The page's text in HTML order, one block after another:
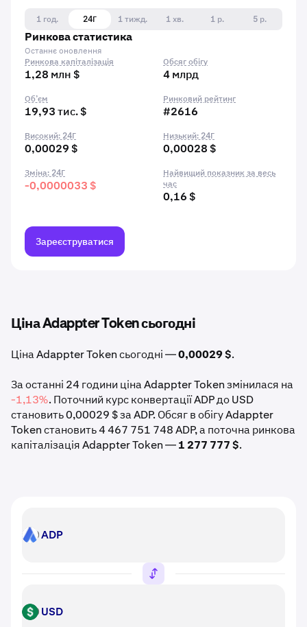
1 год. 24Г 1 тижд. 1 хв. 1 р.
5 р.
Ринкова статистика
Останнє оновлення
Ринкова капіталізація
1,28 млн $
Обсяг обігу
4 млрд
Об’єм
19,93 тис. $
Ринковий рейтинг
#2616
Високий: 24Г
0,00029 $
Низький: 24Г
0,00028 $
Зміна: 24Г
-0,0000033 $
Найвищий показник за весь
час
0,16 $
Зареєструватися
Ціна Adappter Token сьогодні
Ціна Adappter Token сьогодні —0,00029 $.
За останні 24 години ціна Adappter Token змінилася на
-1,13%. Поточний курс конвертації ADP до USD
становить 0,00029 $ за ADP. Обсяг в обігу Adappter
Token становить 4 467 751 748 ADP, а поточна ринкова
капіталізація Adappter Token —1 277 777 $.
ADP ADP
USD USD